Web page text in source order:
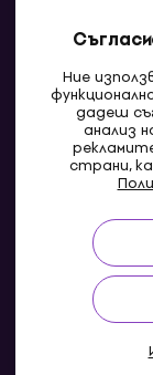
Ние
дадеш
анализ
страни,